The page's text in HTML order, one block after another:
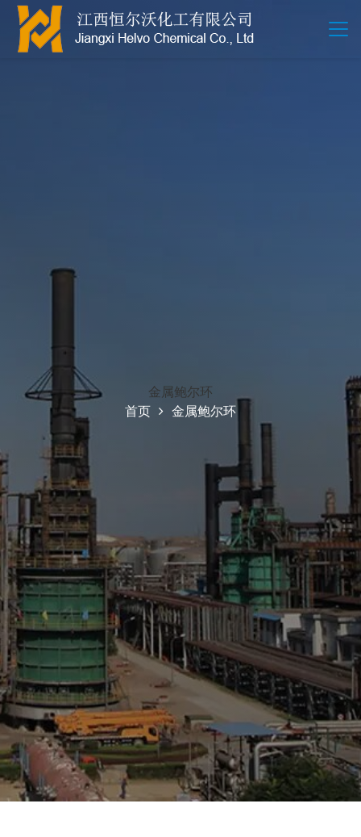
金属鲍尔环
首页
金属鲍尔环